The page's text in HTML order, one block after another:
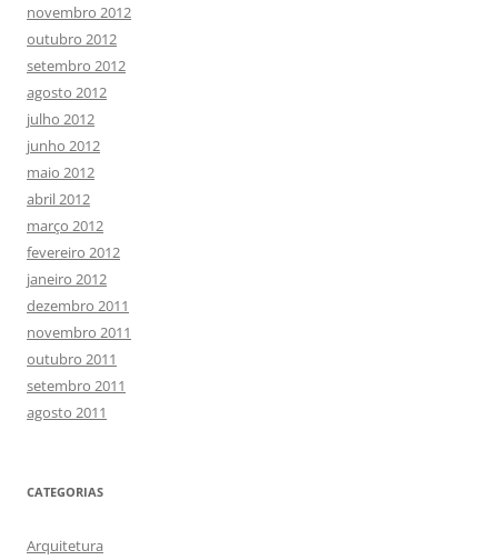
novembro 2012
outubro 2012
setembro 2012
agosto 2012
julho 2012
junho 2012
maio 2012
abril 2012
março 2012
fevereiro 2012
janeiro 2012
dezembro 2011
novembro 2011
outubro 2011
setembro 2011
agosto 2011
CATEGORIAS
Arquitetura